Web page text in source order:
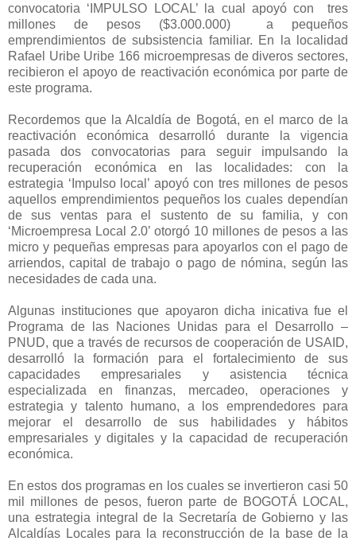
convocatoria ‘IMPULSO LOCAL’ la cual apoyó con tres
millones de pesos ($3.000.000) a pequeños
emprendimientos de subsistencia familiar. En la localidad
Rafael Uribe Uribe 166 microempresas de diveros sectores,
recibieron el apoyo de reactivación económica por parte de
este programa.
Recordemos que la Alcaldía de Bogotá, en el marco de la
reactivación económica desarrolló durante la vigencia
pasada dos convocatorias para seguir impulsando la
recuperación económica en las localidades: con la
estrategia ‘Impulso local’ apoyó con tres millones de pesos
aquellos emprendimientos pequeños los cuales dependían
de sus ventas para el sustento de su familia, y con
‘Microempresa Local 2.0’ otorgó 10 millones de pesos a las
micro y pequeñas empresas para apoyarlos con el pago de
arriendos, capital de trabajo o pago de nómina, según las
necesidades de cada una.
Algunas instituciones que apoyaron dicha inicativa fue el
Programa de las Naciones Unidas para el Desarrollo –
PNUD, que a través de recursos de cooperación de USAID,
desarrolló la formación para el fortalecimiento de sus
capacidades empresariales y asistencia técnica
especializada en finanzas, mercadeo, operaciones y
estrategia y talento humano, a los emprendedores para
mejorar el desarrollo de sus habilidades y hábitos
empresariales y digitales y la capacidad de recuperación
económica.
En estos dos programas en los cuales se invertieron casi 50
mil millones de pesos, fueron parte de BOGOTÁ LOCAL,
una estrategia integral de la Secretaría de Gobierno y las
Alcaldías Locales para la reconstrucción de la base de la